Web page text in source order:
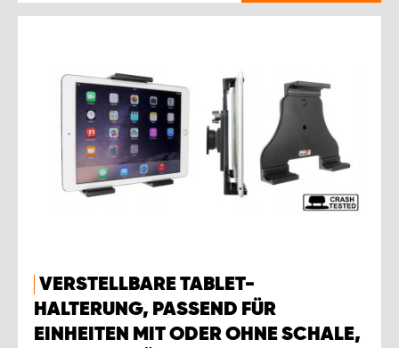
VERSTELLBARE TABLET-
HALTERUNG, PASSEND FÜR
EINHEITEN MIT ODER OHNE SCHALE,